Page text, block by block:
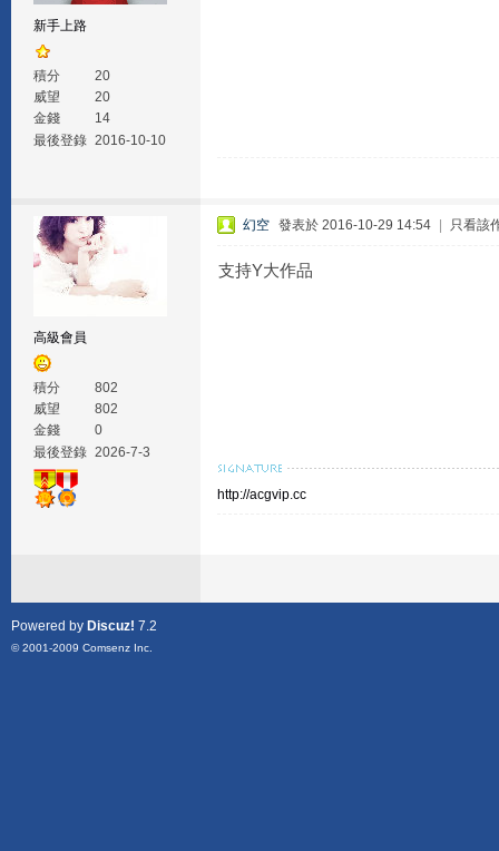
新手上路
積分
20
威望
20
金錢
14
最後登錄 2016-10-10
高級會員
積分
802
威望
802
金錢
0
最後登錄 2026-7-3
幻空 發表於 2016-10-29 14:54 只看該
支持Y大作品
http://acgvip.cc
Powered by Discuz! 7.2
© 2001-2009 Comsenz Inc.